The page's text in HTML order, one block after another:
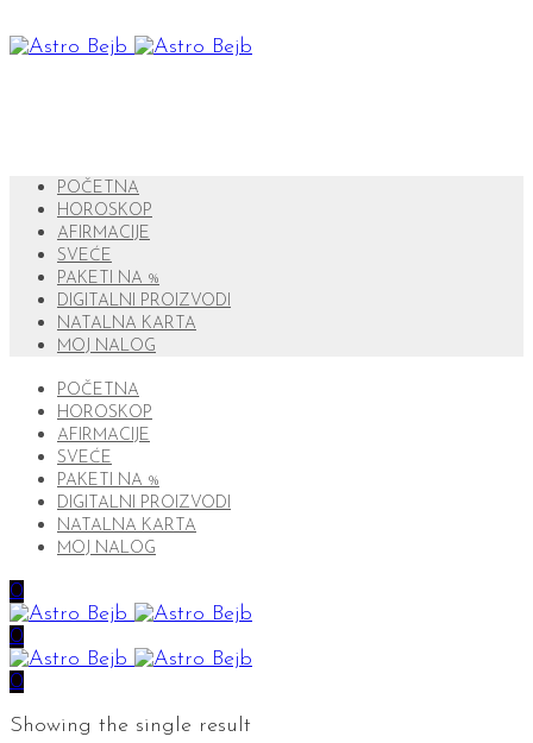
POČETNA
HOROSKOP
AFIRMACIJE
SVEĆE
PAKETI NA %
DIGITALNI PROIZVODI
NATALNA KARTA
MOJ NALOG
POČETNA
HOROSKOP
AFIRMACIJE
SVEĆE
PAKETI NA %
DIGITALNI PROIZVODI
NATALNA KARTA
MOJ NALOG
0
0
0
Showing the single result